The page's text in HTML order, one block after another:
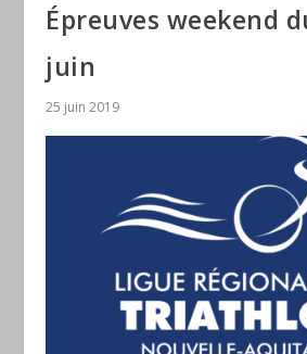
Épreuves weekend
juin
25 juin 2019